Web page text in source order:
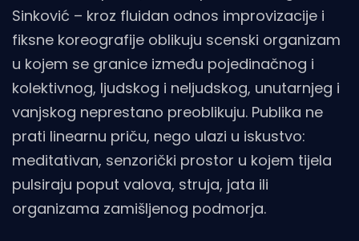
Sinković – kroz fluidan odnos improvizacije i
fiksne koreografije oblikuju scenski organizam
u kojem se granice između pojedinačnog i
kolektivnog, ljudskog i neljudskog, unutarnjeg i
vanjskog neprestano preoblikuju. Publika ne
prati linearnu priču, nego ulazi u iskustvo:
meditativan, senzorički prostor u kojem tijela
pulsiraju poput valova, struja, jata ili
organizama zamišljenog podmorja.